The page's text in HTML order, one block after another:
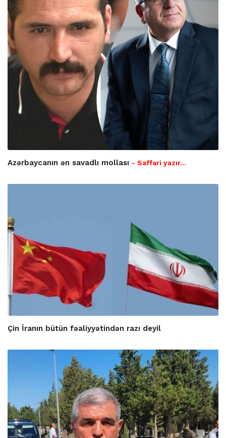
Azərbaycanın ən savadlı mollası - Saffari yazır…
Çin İranın bütün fəaliyyətindən razı deyil